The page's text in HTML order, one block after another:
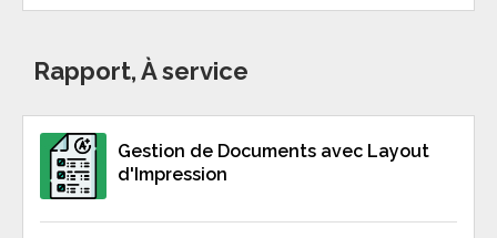
Rapport, À service
Gestion de Documents avec Layout
d'Impression